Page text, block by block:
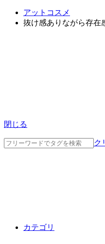
アットコスメ
抜け感ありながら存在
閉じる
ク
カテゴリ